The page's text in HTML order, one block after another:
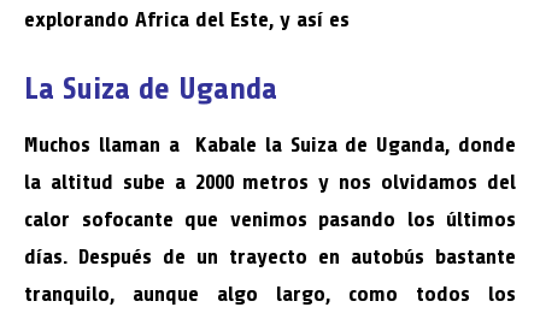
explorando Africa del Este, y así es
La Suiza de Uganda
Muchos llaman a Kabale la Suiza de Uganda, donde
la altitud sube a 2000 metros y nos olvidamos del
calor sofocante que venimos pasando los últimos
días. Después de un trayecto en autobús bastante
tranquilo, aunque algo largo, como todos los